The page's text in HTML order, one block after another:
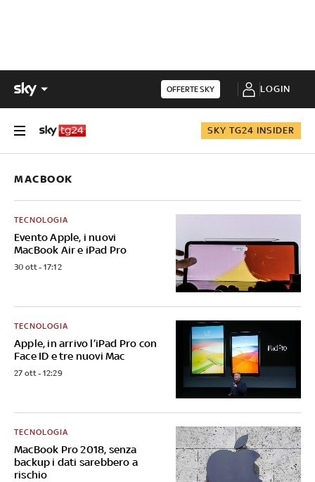
OFFERTE SKY LOGIN
SKY TG24 INSIDER
MACBOOK
Evento Apple, i nuovi
MacBook Air e iPad Pro
TECNOLOGIA
30 ott - 17:12
Apple, in arrivo l’iPad Pro con
Face ID e tre nuovi Mac
TECNOLOGIA
27 ott - 12:29
MacBook Pro 2018, senza
backup i dati sarebbero a
rischio
TECNOLOGIA